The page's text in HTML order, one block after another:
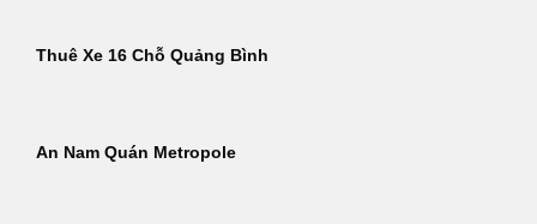
Thuê Xe 16 Chỗ Quảng Bình
An Nam Quán Metropole